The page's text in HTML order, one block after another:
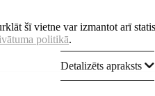
šī vietne var izmantot arī
politikā.
Detalizēts apraksts